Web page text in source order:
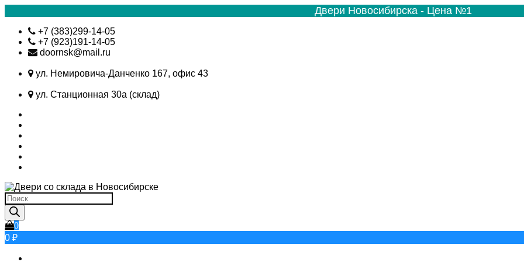
Двери Новосибирска - Цена №1
Skip
content
+7 (383)299-14-05
+7 (923)191-14-05
doornsk@mail.ru
ул. Немировича-Данченко 167, офис 43
ул. Станционная 30а (склад)
Поиск
товаров
0
0 ₽